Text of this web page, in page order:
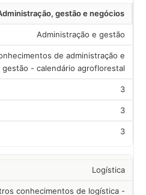
gestão e negócios
Administração e gestão
de administração e
gestão - calendário agroflorestal
3
3
3
Logística
conhecimentos de logística -